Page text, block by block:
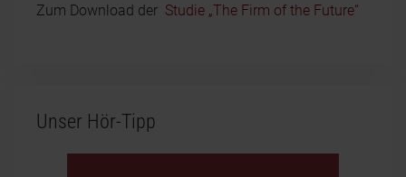
Zum Download der Studie „The Firm of the Future“
Unser Hör-Tipp